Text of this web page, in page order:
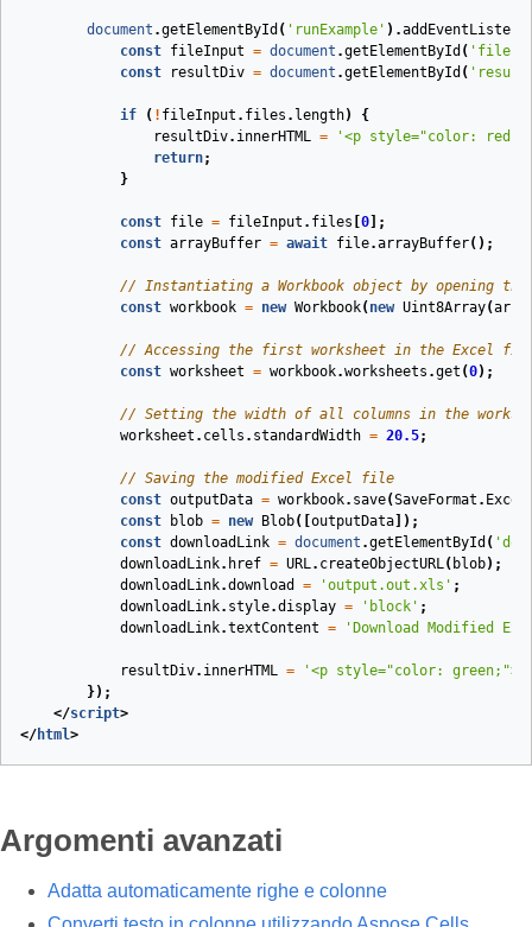
document .getElementById ( 'runExample' ).
const fileInput = document .getElementById (
const
resultDiv = document .getElementById (
if ( ! fileInput . files . length)
{
resultDiv. innerHTML =
'<p style="color:
return;
}
const file = fileInput . files 0 ];
const arrayBuffer = await file.arrayBuffer();
// Instantiating a Workbook object by opening
const workbook = new Workbook( new Uint8Array(
// Accessing the first worksheet in the Excel
const worksheet = workbook.worksheets .get (0);
// Setting the width of all columns in the
worksheet . cells . standardWidth = 20.5;
// Saving the modified Excel file
const outputData = workbook. save(SaveFormat .
const
blob = new Blob([ outputData ]);
const downloadLink = document .getElementById (
downloadLink. href = URL. createObjectURL( blob);
downloadLink.download = 'output.out.xls' ;
downloadLink. style.display = 'block' ;
downloadLink.textContent = 'Download Modified
resultDiv. innerHTML =
'<p style="color:
});
</script>
</html>
Argomenti avanzati
Adatta automaticamente righe e colonne